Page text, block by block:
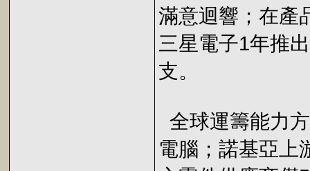
滿意迴響；在產
三星電子1年推
支。
全球運籌能力
電腦；諾基亞上